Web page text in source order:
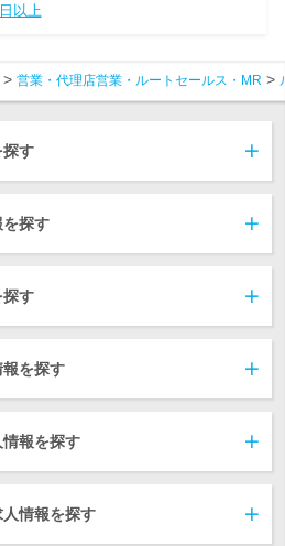
以上
営業・代理店営業・ルートセールス・MR
探す
探す
探す
を探す
報を探す
情報を探す